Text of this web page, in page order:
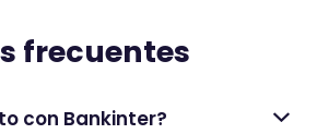
frecuentes
con Bankinter?